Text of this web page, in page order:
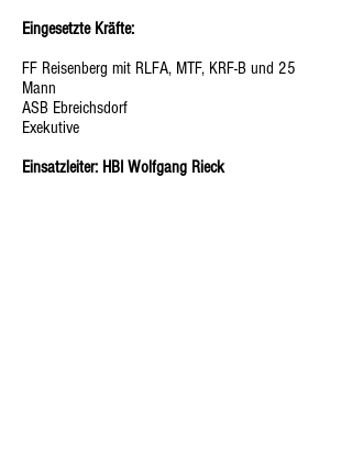
Eingesetzte Kräfte:
FF Reisenberg mit RLFA, MTF, KRF-B und 25
Mann
ASB Ebreichsdorf
Exekutive
Einsatzleiter: HBI Wolfgang Rieck